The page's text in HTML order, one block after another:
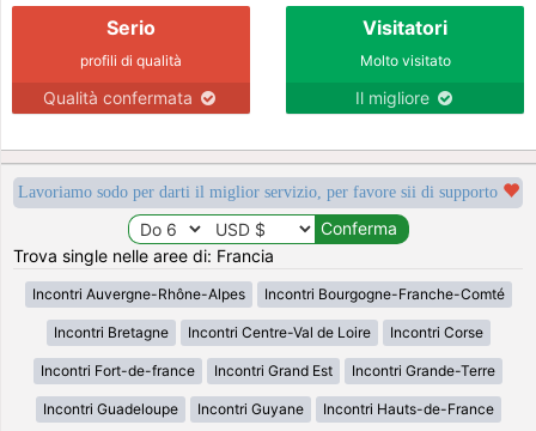
Serio
profili di qualità
Qualità confermata
Visitatori
Molto visitato
Il migliore
Lavoriamo sodo per darti il miglior servizio, per favore sii di supporto
Trova single nelle aree di: Francia
Incontri Auvergne-Rhône-Alpes Incontri Bourgogne-Franche-Comté
Incontri Bretagne Incontri Centre-Val de Loire Incontri Corse
Incontri Fort-de-france Incontri Grand Est Incontri Grande-Terre
Incontri Guadeloupe Incontri Guyane Incontri Hauts-de-France